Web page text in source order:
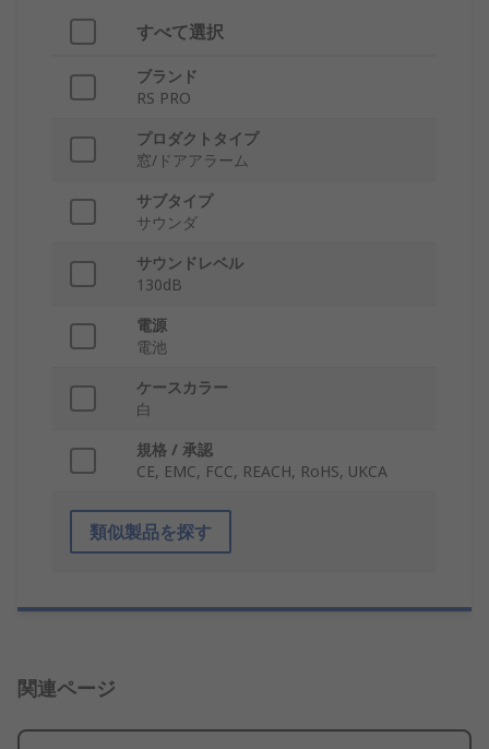
すべて選択
ブランド
RS PRO
プロダクトタイプ
窓/ドアアラーム
サブタイプ
サウンダ
サウンドレベル
130dB
電源
電池
ケースカラー
白
規格 / 承認
CE, EMC, FCC, REACH, RoHS, UKCA
類似製品を探す
関連ページ